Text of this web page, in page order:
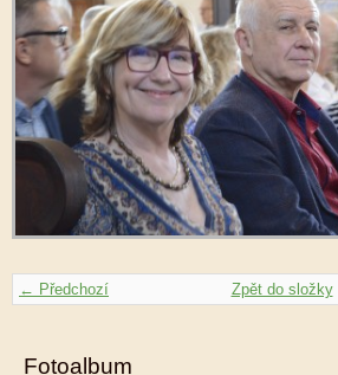
← Předchozí Zpět do složky
Fotoalbum